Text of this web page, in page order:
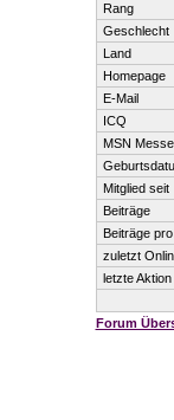
Rang
Geschlecht
Land
Homepage
E-Mail
ICQ
MSN
Mitglied seit
Beiträge
Beiträge
zuletzt
letzte Aktion
Forum